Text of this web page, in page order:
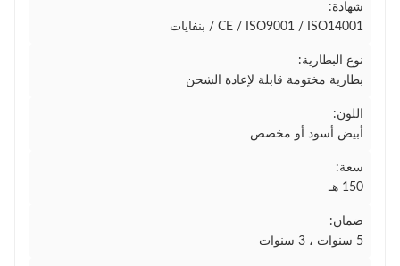
شهادة:
CE / ISO9001 / ISO14001 / بنفايات
نوع البطارية:
بطارية مختومة قابلة لإعادة الشحن
اللون:
أبيض أسود أو مخصص
سعة:
150 هـ
ضمان:
5 سنوات ، 3 سنوات